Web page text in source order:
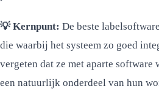
💡 Kernpunt: De beste
die waarbij het systeem zo goed
vergeten dat ze met aparte software
een natuurlijk onderdeel van hun